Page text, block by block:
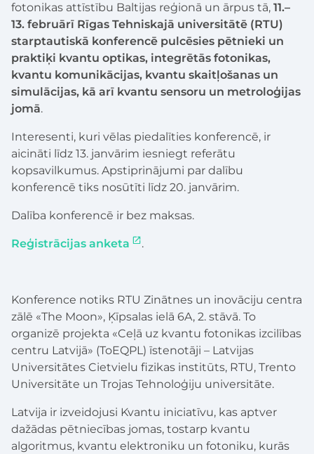
fotonikas attīstību Baltijas reģionā un ārpus tā, 11.–
13. februārī Rīgas Tehniskajā universitātē (RTU)
starptautiskā konferencē pulcēsies pētnieki un
praktiķi kvantu optikas, integrētās fotonikas,
kvantu komunikācijas, kvantu skaitļošanas un
simulācijas, kā arī kvantu sensoru un metroloģijas
jomā.
Interesenti, kuri vēlas piedalīties konferencē, ir
aicināti līdz 13. janvārim iesniegt referātu
kopsavilkumus. Apstiprinājumi par dalību
konferencē tiks nosūtīti līdz 20. janvārim.
Dalība konferencē ir bez maksas.
Reģistrācijas anketa .
Konference notiks RTU Zinātnes un inovāciju centra
zālē «The Moon», Ķīpsalas ielā 6A, 2. stāvā. To
organizē projekta «Ceļā uz kvantu fotonikas izcilības
centru Latvijā» (ToEQPL) īstenotāji – Latvijas
Universitātes Cietvielu fizikas institūts, RTU, Trento
Universitāte un Trojas Tehnoloģiju universitāte.
Latvija ir izveidojusi Kvantu iniciatīvu, kas aptver
dažādas pētniecības jomas, tostarp kvantu
algoritmus, kvantu elektroniku un fotoniku, kurās